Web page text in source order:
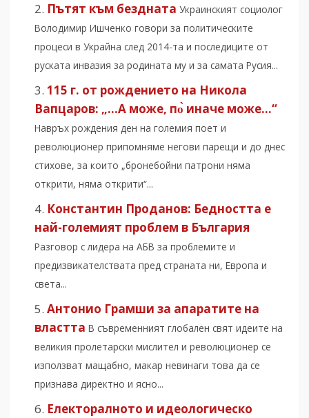
Пътят към бездната Украинският социолог
Володимир Ишченко говори за политическите
процеси в Украйна след 2014-та и последиците от
руската инвазия за родината му и за самата Русия...
115 г. от рождението на Никола
Вапцаров: „…А може, по̀ иначе може…“
Навръх рождения ден на големия поет и
революционер припомняме негови парещи и до днес
стихове, за които „бронебойни патрони няма
открити, няма открити“...
Константин Проданов: Бедността е
най-големият проблем в България
Разговор с лидера на АБВ за проблемите и
предизвикателствата пред страната ни, Европа и
света...
Антонио Грамши за апаратите на
властта В съвременният глобален свят идеите на
великия пролетарски мислител и революционер се
използват мащабно, макар невинаги това да се
признава директно и ясно...
Електоралното и идеологическо